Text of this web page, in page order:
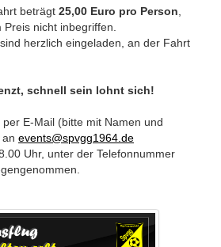
beträgt 25,00 Euro pro Person
nicht inbegriffen.
herzlich eingeladen, an der Fahrt
schnell sein lohnt sich!
E-Mail (bitte mit Namen und
events@spvgg1964.de
Uhr, unter der Telefonnummer